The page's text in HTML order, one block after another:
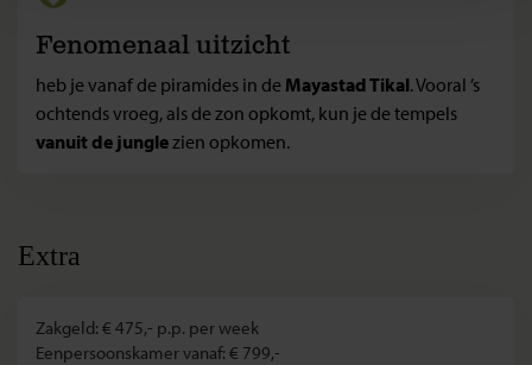
Fenomenaal uitzicht
heb je vanaf de piramides in de Mayastad Tikal. Vooral ’s
ochtends vroeg, als de zon opkomt, kun je de tempels
vanuit de junglezien opkomen.
Extra
Zakgeld: € 475,- p.p. per week
Eenpersoonskamer vanaf: € 799,-